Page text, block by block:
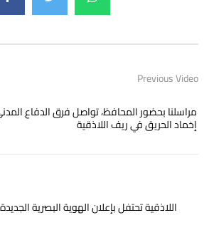
Previous Video
مراسلنا بحضور المحافظ، تواصل فرق الدفاع
إخماد الحريق في ريف اللاذقية
اللاذقية تحتفل بإعلان الهوية البصرية